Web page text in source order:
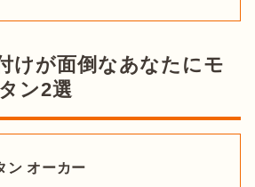
けが面倒なあなたにモ
ン2選
ン オーカー